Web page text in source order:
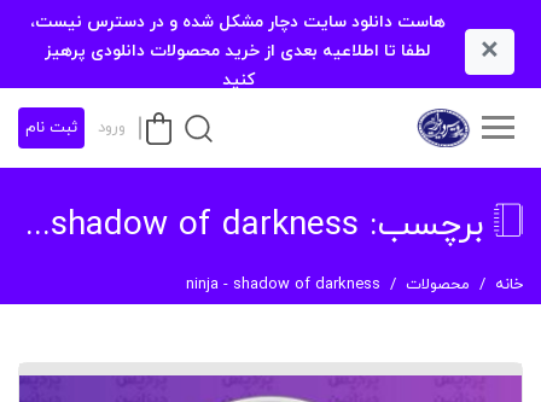
×
هاست دانلود سایت دچار مشکل شده و در دسترس نیست،
لطفا تا اطلاعیه بعدی از خرید محصولات دانلودی پرهیز
کنید
ورود ثبت نام
برچسب: ninja - shadow of darkness
خانه محصولات ninja - shadow of darkness